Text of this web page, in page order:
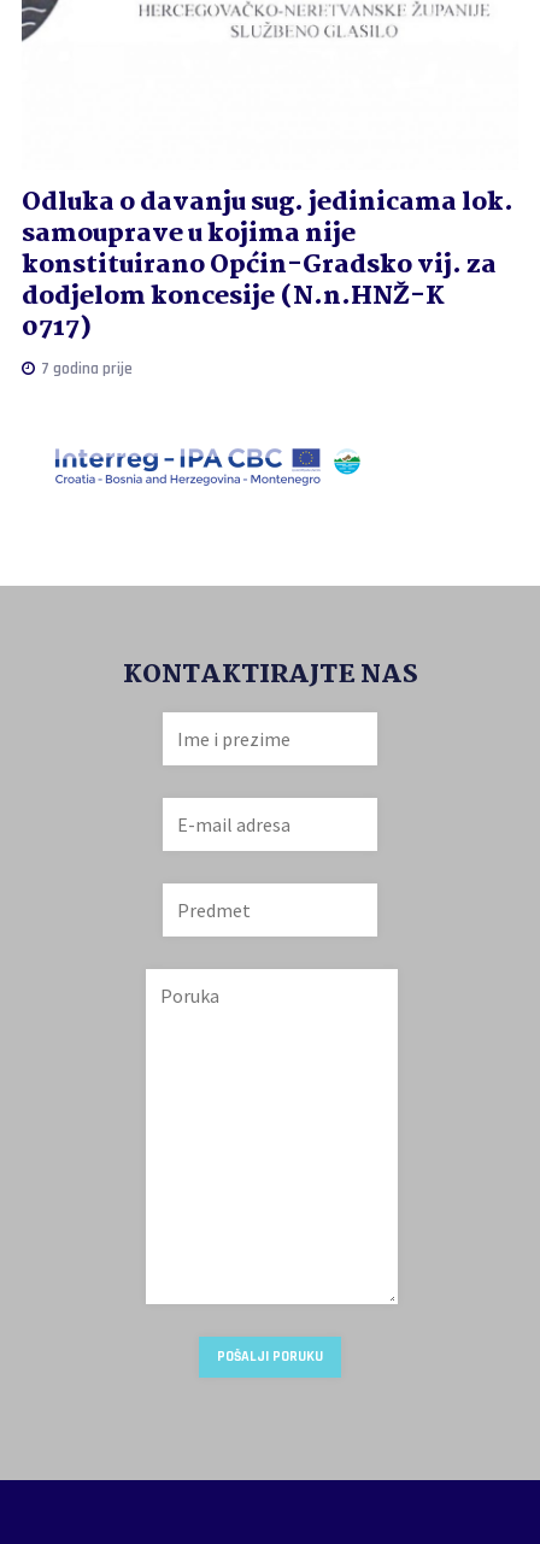
Odluka o davanju sug. jedinicama lok.
samouprave u kojima nije
konstituirano Općin-Gradsko vij. za
dodjelom koncesije (N.n.HNŽ-K
0717)
7 godina prije
KONTAKTIRAJTE NAS